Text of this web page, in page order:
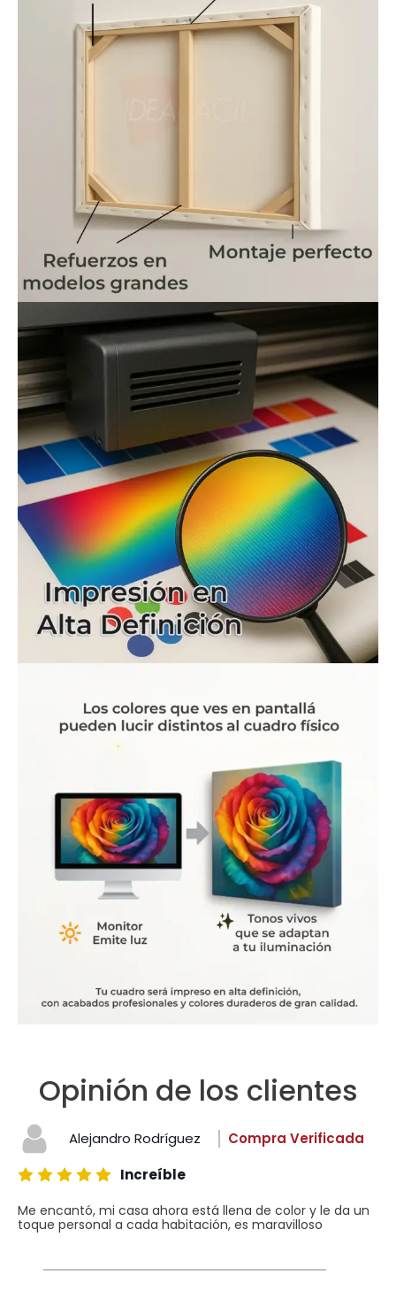
Opinión de los clientes
Alejandro Rodríguez
Compra Verificada
Increíble
Me encantó, mi casa ahora está llena de color y le da un
toque personal a cada habitación, es maravilloso